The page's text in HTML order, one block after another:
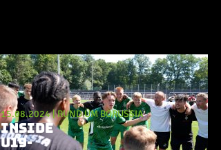
15.08.2024|RUND UM BORUSSIA
INSIDE
U19-